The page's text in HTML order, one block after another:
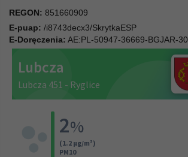
REGON: 851660909
E-puap: /i8743decx3/SkrytkaESP
E-Doręczenia: AE:PL-50947-36669-BGJAR-30